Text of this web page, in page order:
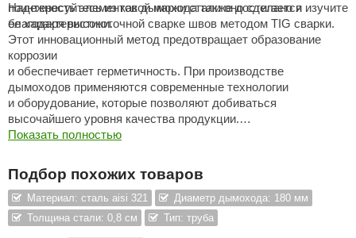
поинтересуйтесь из какой марки стали оно сделано и изучите
ее характеристики.
Надежность элементов дымохода также достигается
благодаря высокоточной сварке швов методом TIG сварки.
Этот инновационный метод предотвращает образование
коррозии
и обеспечивает герметичность. При производстве
дымоходов применяются современные технологии
и оборудование, которые позволяют добиваться
высочайшего уровня качества продукции.
В двухконтурных дымоходах в качестве термоизоляции
с температурой спекания волокон 1000 °C.
Все эти факторы позволяют предоставлять гарантию
на дымоходы Феникс 15 лет.
Внимание: Экономия на дымоходных системах
Показать полностью
Подбор похожих товаров
Материал: сталь aisi 321
Диаметр дымохода: 180 мм
Толщина стали: 0,8 см
Тип: труба